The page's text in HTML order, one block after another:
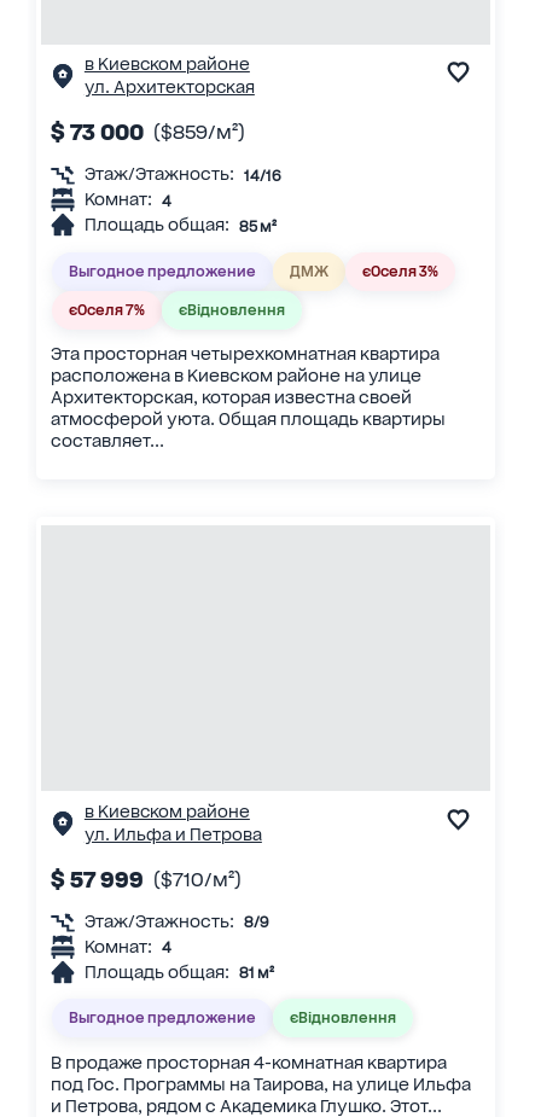
в Киевском районе
ул. Архитекторская
$ 73 000 ($859/м²)
Этаж/Этажность: 14/16
Комнат: 4
Площадь общая: 85 м²
Выгодное предложение ДМЖ єОселя 3%
єОселя 7% єВідновлення
Эта просторная четырехкомнатная квартира
расположена в Киевском районе на улице
Архитекторская, которая известна своей
атмосферой уюта. Общая площадь квартиры
составляет...
в Киевском районе
ул. Ильфа и Петрова
$ 57 999 ($710/м²)
Этаж/Этажность: 8/9
Комнат: 4
Площадь общая: 81 м²
Выгодное предложение єВідновлення
В продаже просторная 4-комнатная квартира
под Гос. Программы на Таирова, на улице Ильфа
и Петрова, рядом с Академика Глушко. Этот...